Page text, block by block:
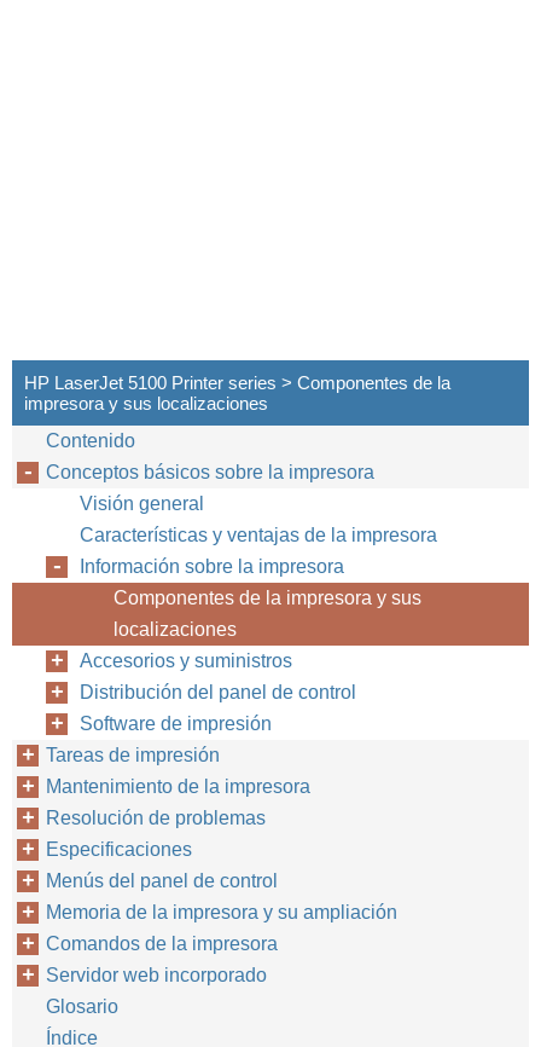
8 Capítulo 1: Conceptos básicos sobre la impresora
HP LaserJet 5100 Printer series > Componentes de la
impresora y sus localizaciones
Contenido
Conceptos básicos sobre la impresora
Visión general
Características y ventajas de la impresora
Información sobre la impresora
Componentes de la impresora y sus
localizaciones
Accesorios y suministros
Distribución del panel de control
Software de impresión
Tareas de impresión
Mantenimiento de la impresora
Resolución de problemas
Especificaciones
Menús del panel de control
Memoria de la impresora y su ampliación
Comandos de la impresora
Servidor web incorporado
Glosario
Índice